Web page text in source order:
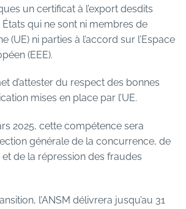
un certificat à l’export desdits
qui ne sont ni membres de
(UE) ni parties à l’accord sur l’Espace
(EEE).
d’attester du respect des bonnes
mises en place par l’UE.
2025, cette compétence sera
générale de la concurrence, de
de la répression des fraudes
l’ANSM délivrera jusqu’au 31